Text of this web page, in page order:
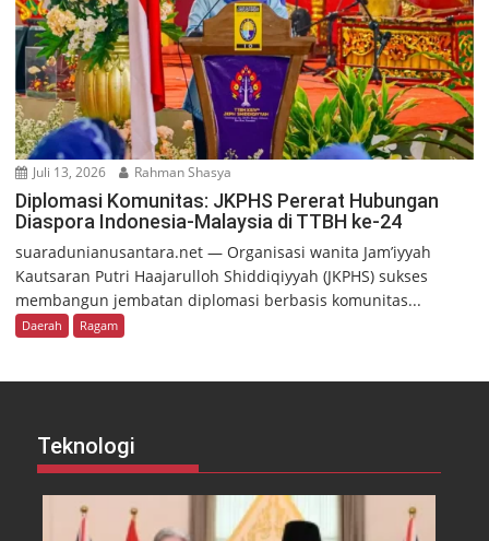
Juli 13, 2026 Rahman Shasya
Diplomasi Komunitas: JKPHS Pererat Hubungan
Diaspora Indonesia-Malaysia di TTBH ke-24
suaradunianusantara.net — Organisasi wanita Jam’iyyah
Kautsaran Putri Haajarulloh Shiddiqiyyah (JKPHS) sukses
membangun jembatan diplomasi berbasis komunitas...
Daerah Ragam
Teknologi